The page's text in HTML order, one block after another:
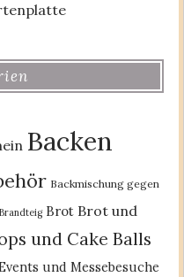
Backen
Backmischung gegen
Brandteig Brot Brot und
und Cake Balls
und Messebesuche